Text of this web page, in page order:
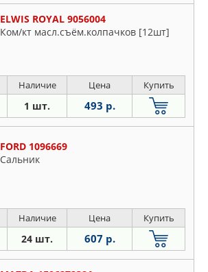
ELWIS ROYAL 9056004
Ком/кт масл.съём.колпачков [12шт]
Наличие Цена Купить
1 шт. 493 р.
FORD 1096669
Сальник
Наличие Цена Купить
24 шт. 607 р.